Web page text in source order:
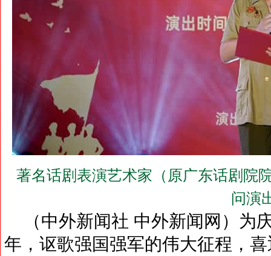
著名话剧表演艺术家（原广东话剧院
问演
（中外新闻社 中外新闻网）为
年，讴歌强国强军的伟大征程，